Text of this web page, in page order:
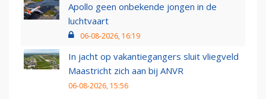
Apollo geen onbekende jongen in de
luchtvaart
06-08-2026, 16:19
In jacht op vakantiegangers sluit vliegveld
Maastricht zich aan bij ANVR
06-08-2026, 15:56